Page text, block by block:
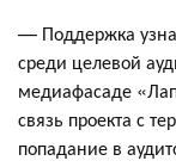
— Поддержка
среди целевой
медиафасаде
связь проекта с
попадание в